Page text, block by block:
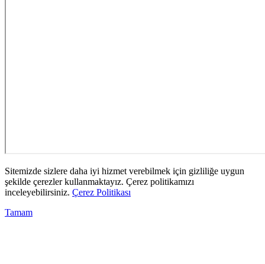
Sitemizde sizlere daha iyi hizmet verebilmek için gizliliğe uygun
şekilde çerezler kullanmaktayız. Çerez politikamızı
inceleyebilirsiniz. Çerez Politikası
Tamam